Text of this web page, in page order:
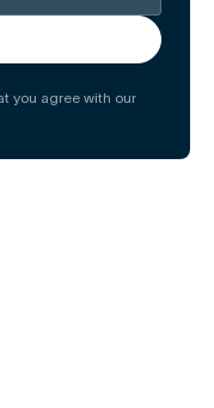
you agree with our